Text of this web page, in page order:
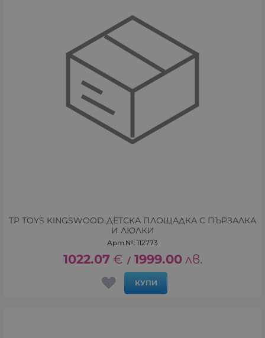
TP TOYS KINGSWOOD ДЕТСКА ПЛОЩАДКА С ПЪРЗАЛКА
И ЛЮЛКИ
Арт.№: 112773
1022.07 € / 1999.00 лв.
КУПИ